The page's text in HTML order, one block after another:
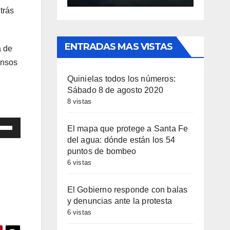
de
ENTRADAS MAS VISTAS
Quinielas todos los números:
Sábado 8 de agosto 2020
8 vistas
El mapa que protege a Santa Fe
del agua: dónde están los 54
puntos de bombeo
6 vistas
El Gobierno responde con balas
y denuncias ante la protesta
6 vistas